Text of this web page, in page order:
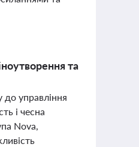
та
до управління
і чесна
Nova,